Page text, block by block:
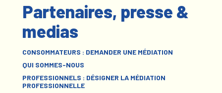
Partenaires, presse &
medias
CONSOMMATEURS : DEMANDER UNE MÉDIATION
QUI SOMMES-NOUS
PROFESSIONNELS : DÉSIGNER LA MÉDIATION
PROFESSIONNELLE